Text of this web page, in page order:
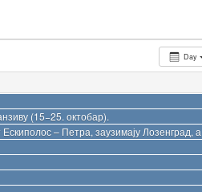
Day
(15−25. октобар).
– Петра, заузимају